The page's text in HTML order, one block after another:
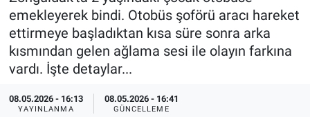
emekleyerek bindi. Otobüs şoförü aracı hareket
ettirmeye başladıktan kısa süre sonra arka
kısmından gelen ağlama sesi ile olayın farkına
vardı. İşte detaylar...
08.05.2026 - 16:13
YAYINLANMA
08.05.2026 - 16:41
GÜNCELLEME
Özel Haberler
Yazarlar
Dünya
Medya
Özel Haberler
Haber Arşivi